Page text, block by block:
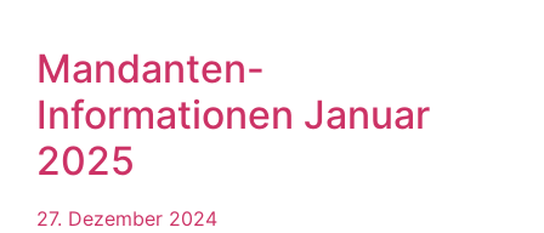
Mandanten-
Informationen Januar
2025
27. Dezember 2024